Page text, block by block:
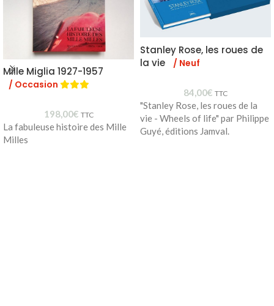
Mille Miglia 1927-1957
/ Occasion
198,00€ TTC
La fabuleuse histoire des Mille
Milles
Stanley Rose, les roues de
la vie
/ Neuf
84,00€ TTC
"Stanley Rose, les roues de la
vie - Wheels of life" par Philippe
Guyé, éditions Jamval.